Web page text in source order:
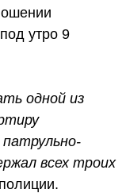
утро 9
одной из
всех троих